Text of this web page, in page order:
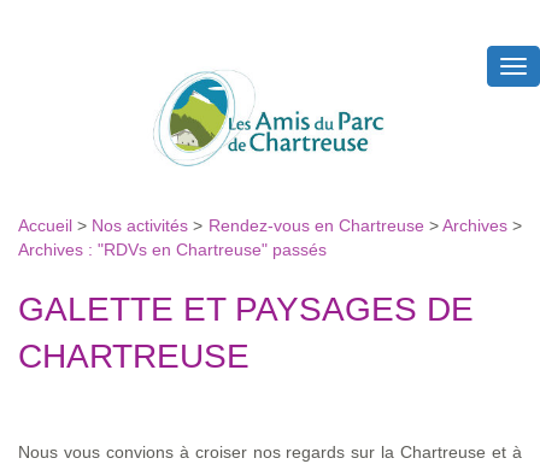
Accueil> Nos activités > Rendez-vous en Chartreuse >Archives>
Archives : "RDVs en Chartreuse" passés
GALETTE ET PAYSAGES DE
CHARTREUSE
Nous vous convions à croiser nos regards sur la Chartreuse et à